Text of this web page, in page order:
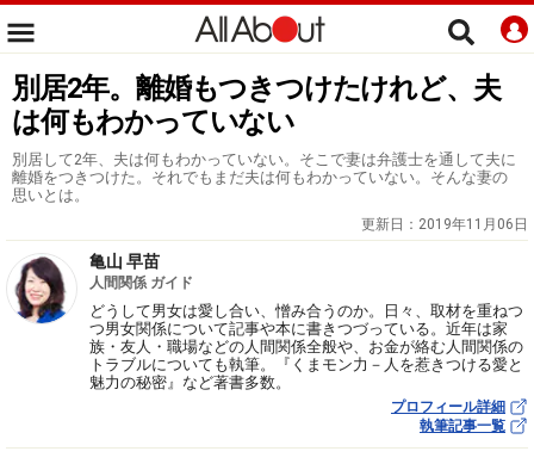
別居2年。離婚もつきつけたけれど、夫
は何もわかっていない
別居して2年、夫は何もわかっていない。そこで妻は弁護士を通して夫に
離婚をつきつけた。それでもまだ夫は何もわかっていない。そんな妻の
思いとは。
更新日： 2019年11月06日
亀山 早苗
人間関係 ガイド
どうして男女は愛し合い、憎み合うのか。日々、取材を重ねつ
つ男女関係について記事や本に書きつづっている。近年は家
族・友人・職場などの人間関係全般や、お金が絡む人間関係の
トラブルについても執筆。『くまモン力－人を惹きつける愛と
魅力の秘密』など著書多数。
プロフィール詳細
執筆記事一覧